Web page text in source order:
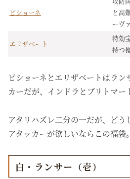
ビショーネ
と高
ーヴ
エリザベート
特効
持つ
ビショーネとエリザベートはラン
カーだが、インドラとブリトマー
アタリハズレ二分の一だが、ど
アタッカーが欲しいならこの福袋。
白・ランサー（壱）